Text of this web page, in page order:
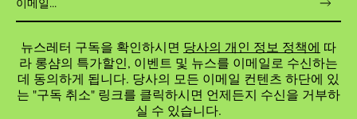
뉴스레터 구독을 확인하시면 당사의 개인 정보 정책에 따
라 롱샴의 특가할인, 이벤트 및 뉴스를 이메일로 수신하는
데 동의하게 됩니다. 당사의 모든 이메일 컨텐츠 하단에 있
는 "구독 취소" 링크를 클릭하시면 언제든지 수신을 거부하
실 수 있습니다.